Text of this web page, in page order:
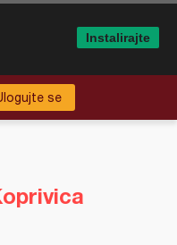
se
Instalirajte